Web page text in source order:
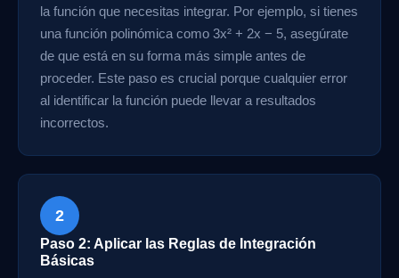
la función que necesitas integrar. Por ejemplo, si tienes
una función polinómica como 3x² + 2x − 5, asegúrate
de que está en su forma más simple antes de
proceder. Este paso es crucial porque cualquier error
al identificar la función puede llevar a resultados
incorrectos.
2
Paso 2: Aplicar las Reglas de Integración
Básicas